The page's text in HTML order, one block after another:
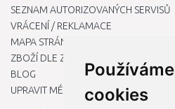
cookies
SEZNAM AUTORIZOVANÝCH SERVISŮ
VRÁCENÍ / REKLAMACE
MAPA STRÁNKY
ZBOŽÍ DLE ZNAČEK
BLOG
UPRAVIT MÉ PŘEDVOLBY COOKIES